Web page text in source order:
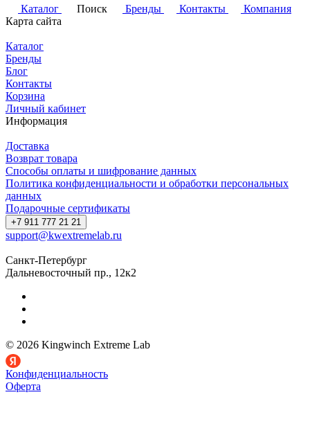
Каталог
Поиск Бренды Контакты
Компания
Карта сайта
Каталог
Бренды
Блог
Контакты
Корзина
Личный кабинет
Информация
Доставка
Возврат товара
Способы оплаты и шифрование данных
Политика конфиденциальности и обработки персональных
данных
Подарочные сертификаты
+7 911 777 21 21
support@kwextremelab.ru
Санкт-Петербург
Дальневосточный пр., 12к2
© 2026 Kingwinch Extreme Lab
Конфиденциальность
Оферта